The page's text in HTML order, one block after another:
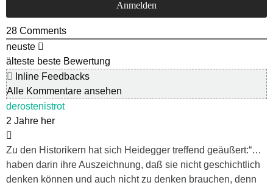
28 Comments
neuste
älteste beste Bewertung
Inline Feedbacks
Alle Kommentare ansehen
derostenistrot
2 Jahre her
Zu den Historikern hat sich Heidegger treffend geäußert:“…
haben darin ihre Auszeichnung, daß sie nicht geschichtlich
denken können und auch nicht zu denken brauchen, denn